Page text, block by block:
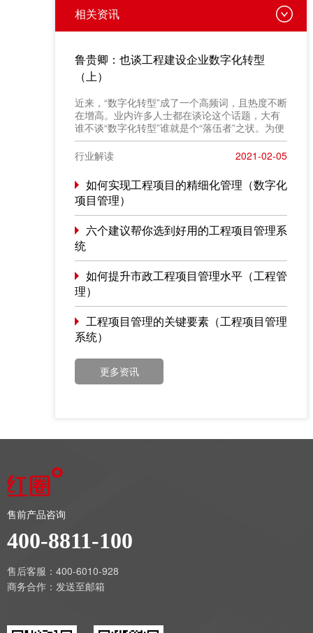
相关资讯
鲁贵卿：也谈工程建设企业数字化转型
（上）
近来，“数字化转型”成了一个高频词，且热度不断
在增高。业内许多人士都在谈论这个话题，大有
谁不谈“数字化转型”谁就是个“落伍者”之状。为便
于在相同语境下讨论问题，今天我也凑个热闹，
以“数字化转型”为题，谈一点粗浅认识，就教于同
行。
行业解读 2021-02-05
如何实现工程项目的精细化管理（数字化
项目管理）
六个建议帮你选到好用的工程项目管理系
统
如何提升市政工程项目管理水平（工程管
理）
工程项目管理的关键要素（工程项目管理
系统）
更多资讯
售前产品咨询
400-8811-100
售后客服：400-6010-928
商务合作： 发送至邮箱